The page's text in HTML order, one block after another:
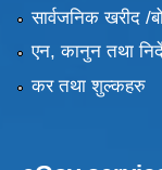
सार्वजनिक खरीद /
एन, कानुन तथा
कर तथा शुल्कहरु